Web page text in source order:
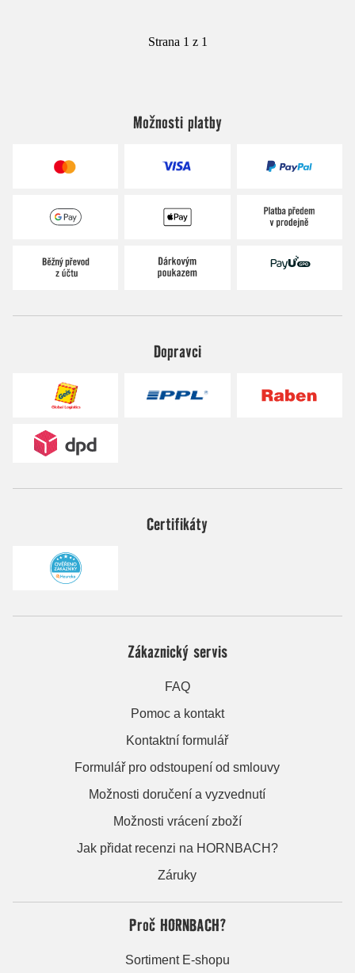
Strana 1 z 1
Možnosti platby
Dopravci
Certifikáty
Zákaznický servis
FAQ
Pomoc a kontakt
Kontaktní formulář
Formulář pro odstoupení od smlouvy
Možnosti doručení a vyzvednutí
Možnosti vrácení zboží
Jak přidat recenzi na HORNBACH?
Záruky
Proč HORNBACH?
Sortiment E-shopu